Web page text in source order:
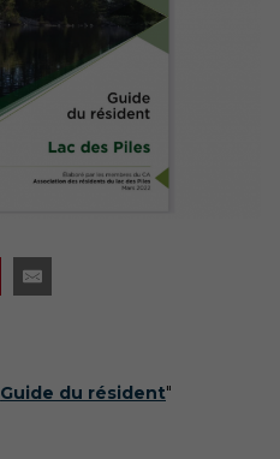
Guide du résident"